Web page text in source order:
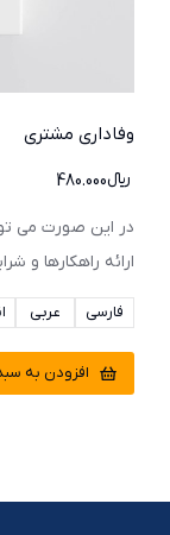
عربی فارسی
وفاداری مشتری
﷼480.000
در این صورت می
ارائه راهکارها و
افزودن به